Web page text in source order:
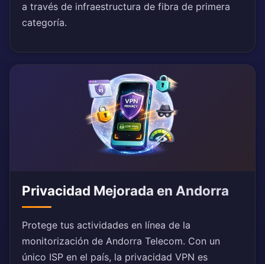
a través de infraestructura de fibra de primera
categoría.
Privacidad Mejorada en Andorra
Protege tus actividades en línea de la
monitorización de Andorra Telecom. Con un
único ISP en el país, la privacidad VPN es